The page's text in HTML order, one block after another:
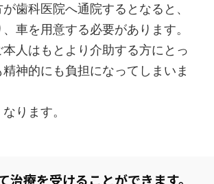
歯科医院へ通院するとなると、
車を用意する必要があります。
人はもとより介助する方にとっ
神的にも負担になってしまいま
ります。
治療を受けることができます。